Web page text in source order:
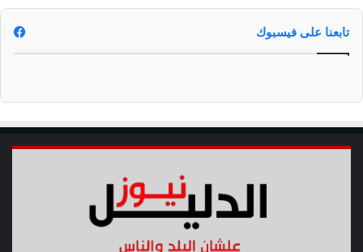
تابعنا على فيسبوك